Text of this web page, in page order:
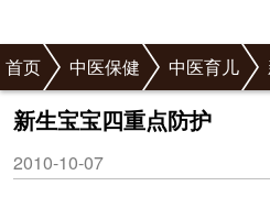
首页 中医保健 中医育儿
新生宝宝四重点防护
2010-10-07